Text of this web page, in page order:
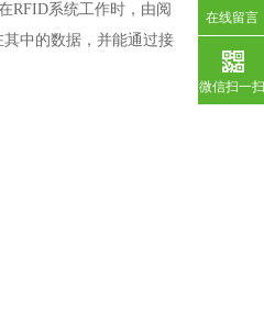
RFID系统工作时，由阅
中的数据，并能通过接
在线留言
微信扫一扫